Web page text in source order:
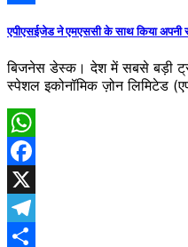
एपीएसईजेड ने एमएससी के साथ किया अपनी
बिजनेस डेस्क। देश में सबसे बड़ी
स्पेशल इकोनॉमिक ज़ोन लिमिटेड
WhatsApp
Facebook
X
Telegram